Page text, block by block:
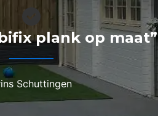
plank op maat”
Schuttingen